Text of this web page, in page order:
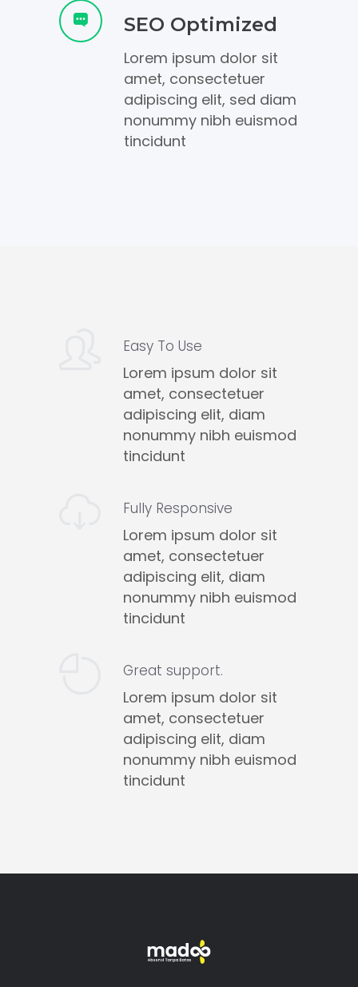
SEO Optimized
Lorem ipsum dolor sit
amet, consectetuer
adipiscing elit, sed diam
nonummy nibh euismod
tincidunt
Easy To Use
Lorem ipsum dolor sit
amet, consectetuer
adipiscing elit, diam
nonummy nibh euismod
tincidunt
Fully Responsive
Lorem ipsum dolor sit
amet, consectetuer
adipiscing elit, diam
nonummy nibh euismod
tincidunt
Great support.
Lorem ipsum dolor sit
amet, consectetuer
adipiscing elit, diam
nonummy nibh euismod
tincidunt